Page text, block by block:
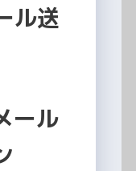
ル送
ール